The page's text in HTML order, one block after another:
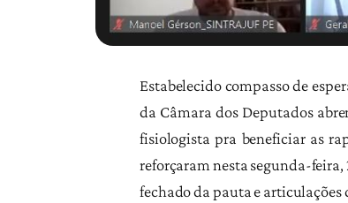
Estabelecido compasso de
da Câmara dos Deputados
fisiologista pra beneficiar as
reforçaram nesta segunda-
fechado da pauta e articulações